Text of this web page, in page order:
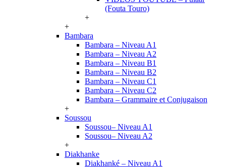
(Fouta Touro)
+
+
Bambara
Bambara – Niveau A1
Bambara – Niveau A2
Bambara – Niveau B1
Bambara – Niveau B2
Bambara – Niveau C1
Bambara – Niveau C2
Bambara – Grammaire et Conjugaison
+
Soussou
Soussou– Niveau A1
Soussou– Niveau A2
+
Diakhanke
Diakhanké – Niveau A1